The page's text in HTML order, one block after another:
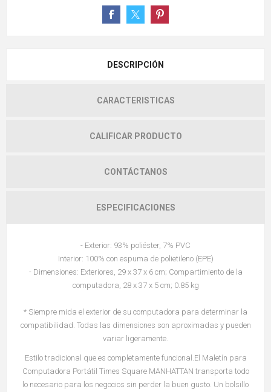
DESCRIPCIÓN
CARACTERISTICAS
CALIFICAR PRODUCTO
CONTÁCTANOS
ESPECIFICACIONES
- Exterior: 93% poliéster, 7% PVC
Interior: 100% con espuma de polietileno (EPE)
- Dimensiones: Exteriores, 29 x 37 x 6 cm; Compartimiento de la
computadora, 28 x 37 x 5 cm; 0.85 kg
* Siempre mida el exterior de su computadora para determinar la
compatibilidad. Todas las dimensiones son aproximadas y pueden
variar ligeramente.
Estilo tradicional que es completamente funcional.El Maletín para
Computadora Portátil Times Square MANHATTAN transporta todo
lo necesario para los negocios sin perder la buen gusto. Un bolsillo